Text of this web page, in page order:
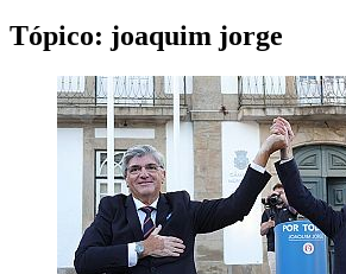
Tópico: joaquim jorge